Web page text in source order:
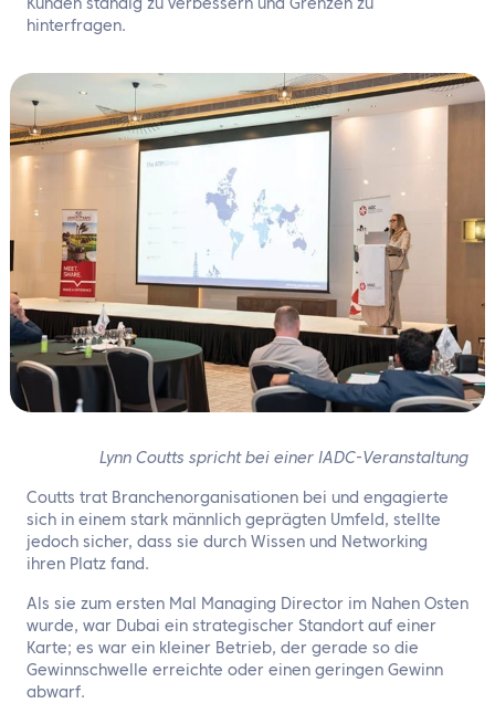
Kunden ständig zu verbessern und Grenzen zu
hinterfragen.
Lynn Coutts spricht bei einer IADC-Veranstaltung
Coutts trat Branchenorganisationen bei und engagierte
sich in einem stark männlich geprägten Umfeld, stellte
jedoch sicher, dass sie durch Wissen und Networking
ihren Platz fand.
Als sie zum ersten Mal Managing Director im Nahen Osten
wurde, war Dubai ein strategischer Standort auf einer
Karte; es war ein kleiner Betrieb, der gerade so die
Gewinnschwelle erreichte oder einen geringen Gewinn
abwarf.